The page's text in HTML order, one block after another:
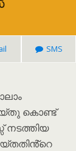
SMS
കൊണ്ട്